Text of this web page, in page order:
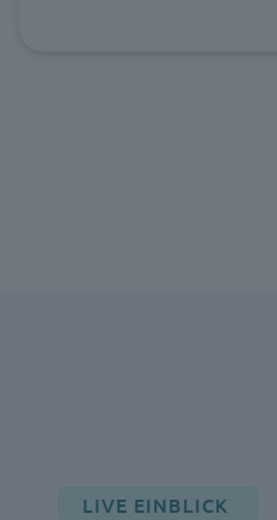
LIVE EINBLICK